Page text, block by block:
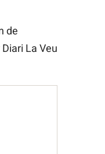
de
La Veu